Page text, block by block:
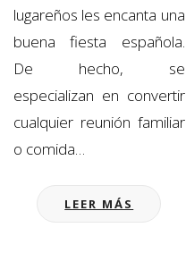
lugareños les encanta una
buena fiesta española.
De hecho, se
especializan en convertir
cualquier reunión familiar
o comida…
LEER MÁS